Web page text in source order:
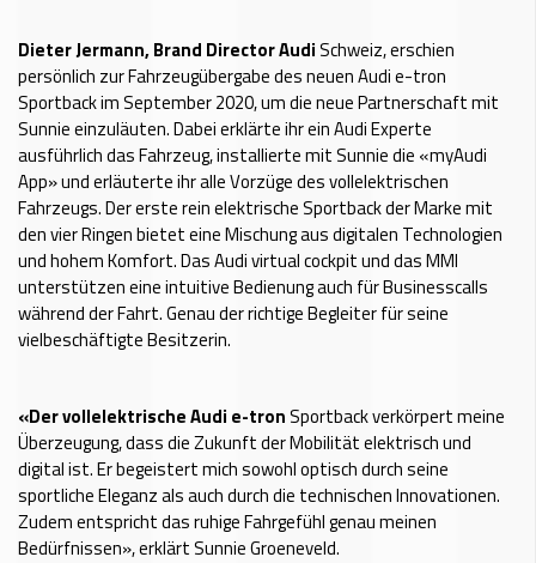
Dieter Jermann, Brand Director AudiSchweiz, erschien
persönlich zur Fahrzeugübergabe des neuen Audi e-tron
Sportback im September 2020, um die neue Partnerschaft mit
Sunnie einzuläuten. Dabei erklärte ihr ein Audi Experte
ausführlich das Fahrzeug, installierte mit Sunnie die «myAudi
App» und erläuterte ihr alle Vorzüge des vollelektrischen
Fahrzeugs. Der erste rein elektrische Sportback der Marke mit
den vier Ringen bietet eine Mischung aus digitalen Technologien
und hohem Komfort. Das Audi virtual cockpit und das MMI
unterstützen eine intuitive Bedienung auch für Businesscalls
während der Fahrt. Genau der richtige Begleiter für seine
vielbeschäftigte Besitzerin.
«Der vollelektrische Audi e-tronSportback verkörpert meine
Überzeugung, dass die Zukunft der Mobilität elektrisch und
digital ist. Er begeistert mich sowohl optisch durch seine
sportliche Eleganz als auch durch die technischen Innovationen.
Zudem entspricht das ruhige Fahrgefühl genau meinen
Bedürfnissen», erklärt Sunnie Groeneveld.